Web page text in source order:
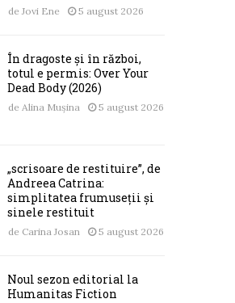
de Jovi Ene 5 august 2026
În dragoste și în război,
totul e permis: Over Your
Dead Body (2026)
de Alina Mușina 5 august 2026
„scrisoare de restituire”, de
Andreea Catrina:
simplitatea frumuseții și
sinele restituit
de Carina Josan 5 august 2026
Noul sezon editorial la
Humanitas Fiction